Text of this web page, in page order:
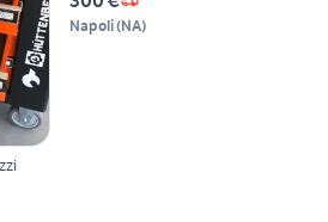
Napoli(NA)